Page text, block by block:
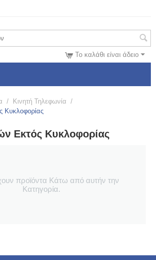
Το καλάθι είναι άδειο
/ Κινητή Τηλεφωνία /
Κυκλοφορίας
Εκτός Κυκλοφορίας
προϊόντα Κάτω από αυτήν την
Κατηγορία.